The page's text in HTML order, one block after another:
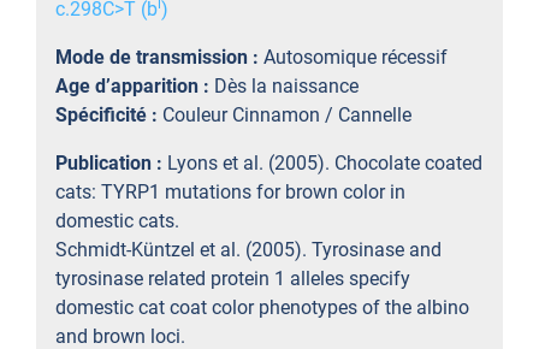
c.298C>T (b)
Mode de transmission : Autosomique récessif
Age d’apparition : Dès la naissance
Spécificité : Couleur Cinnamon / Cannelle
Publication : Lyons et al. (2005). Chocolate coated
cats: TYRP1 mutations for brown color in
domestic cats.
Schmidt-Küntzel et al. (2005). Tyrosinase and
tyrosinase related protein 1 alleles specify
domestic cat coat color phenotypes of the albino
and brown loci.